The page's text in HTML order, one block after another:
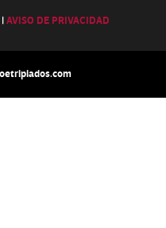
|AVISO DE PRIVACIDAD